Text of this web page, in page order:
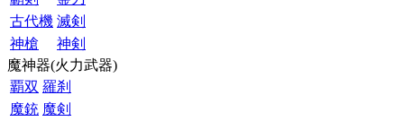
古代機 滅剣
神槍
神剣
魔神器(火力武器)
覇双 羅刹
魔銃 魔剣